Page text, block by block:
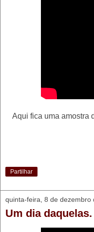
Aqui fica uma amostra
Partilhar
quinta-feira, 8 de dezembro
Um dia daquelas.